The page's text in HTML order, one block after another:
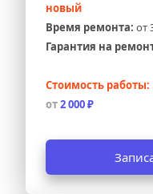
новый
Время ремонта: от
Гарантия на
Стоимость работы:
от 2 000 ₽